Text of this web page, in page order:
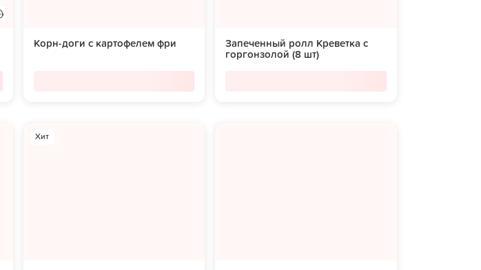
Корн-доги с картофелем фри
Запеченный ролл Креветка с
горгонзолой (8 шт)
Хит